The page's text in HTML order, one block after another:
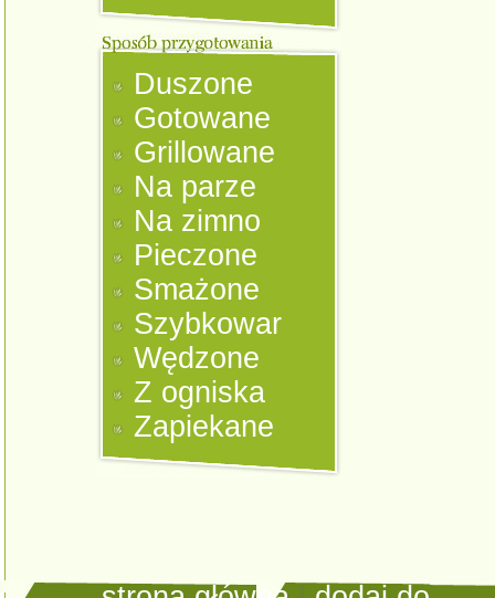
Duszone
Gotowane
Grillowane
Na parze
Na zimno
Pieczone
Smażone
Szybkowar
Wędzone
Z ogniska
Zapiekane